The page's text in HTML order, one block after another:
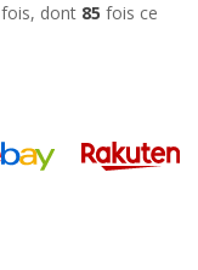
fois, dont 85 fois ce